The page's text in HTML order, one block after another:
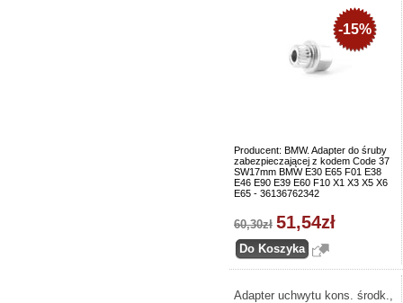
Producent: BMW. Adapter do śruby
zabezpieczającej z kodem Code 37
SW17mm BMW E30 E65 F01 E38
E46 E90 E39 E60 F10 X1 X3 X5 X6
E65 - 36136762342
-15%
60,30zł 51,54zł
Adapter uchwytu kons. środk.,